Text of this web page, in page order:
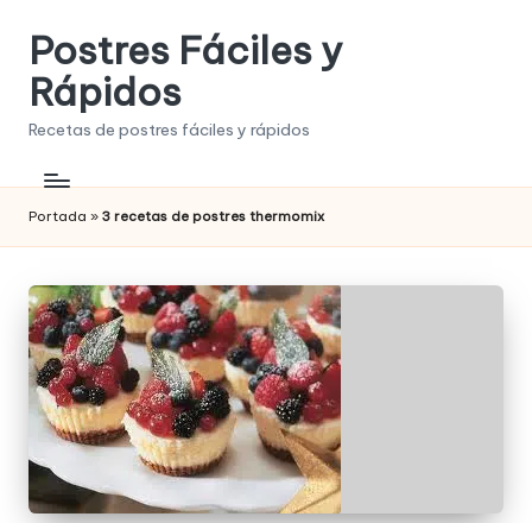
Saltar
contenido
Postres Fáciles y
Rápidos
Recetas de postres fáciles y rápidos
Portada » 3 recetas de postres thermomix